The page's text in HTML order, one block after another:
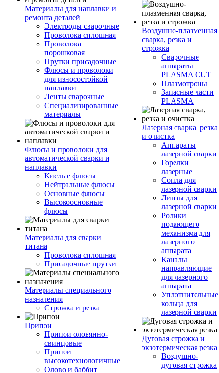
Материалы для наплавки и
ремонта деталей
Электроды сварочные
Проволока сплошная
Проволока
порошковая
Прутки присадочные
Флюсы и проволоки
для износостойкой
наплавки
Ленты сварочные
Специализированные
материалы
Флюсы и проволоки для
автоматической сварки и
наплавки
Кислые флюсы
Нейтральные флюсы
Основные флюсы
Высокоосновные
флюсы
Материалы для сварки
титана
Проволока сплошная
Присадочные прутки
Материалы специального
назначения
Строжка и резка
Припои
Припои оловянно-
свинцовые
Припои
высокотехнологичные
Олово и баббит
Воздушно-плазменная
сварка, резка и
строжка
Сварочные
аппараты
PLASMA CUT
Плазмотроны
Запасные части
PLASMA
Лазерная сварка, резка
и очистка
Аппараты
лазерной сварки
Горелки
лазерные
Сопла для
лазерной сварки
Линзы для
лазерной сварки
Ролики
подающего
механизма для
лазерного
аппарата
Каналы
направляющие
для лазерного
аппарата
Уплотнительные
кольца для
лазерной сварки
Дуговая строжка и
экзотермическая резка
Воздушно-
дуговая строжка